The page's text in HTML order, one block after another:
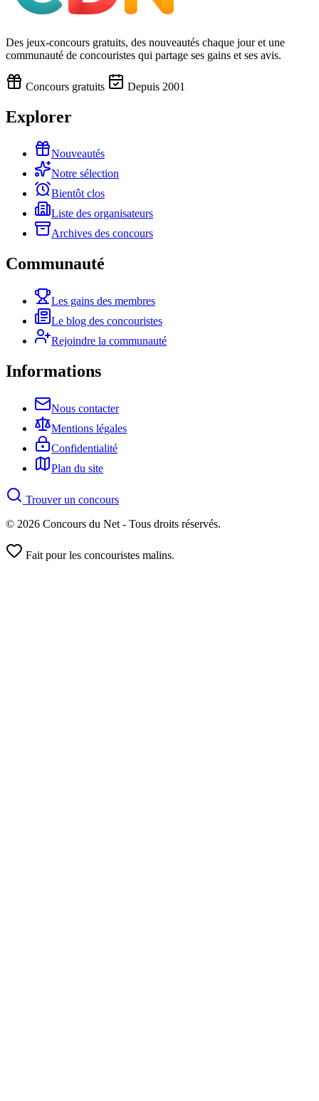
Des jeux-concours gratuits, des nouveautés chaque jour et une
communauté de concouristes qui partage ses gains et ses avis.
Concours gratuits Depuis 2001
Explorer
Nouveautés
Notre sélection
Bientôt clos
Liste des organisateurs
Archives des concours
Communauté
Les gains des membres
Le blog des concouristes
Rejoindre la communauté
Informations
Nous contacter
Mentions légales
Confidentialité
Plan du site
Trouver un concours
© 2026 Concours du Net - Tous droits réservés.
Fait pour les concouristes malins.